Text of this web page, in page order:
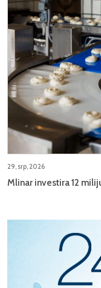
29, srp, 2026
Mlinar investira 12